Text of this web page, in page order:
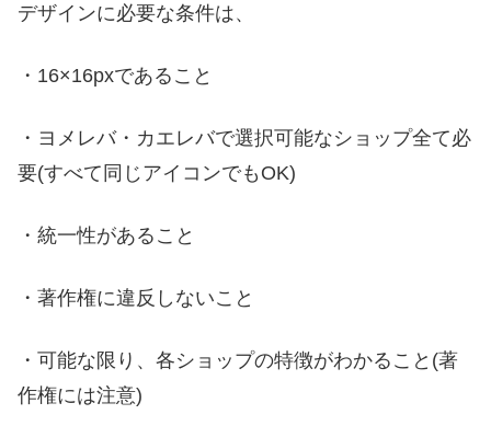
デザインに必要な条件は、
・16×16pxであること
・ヨメレバ・カエレバで選択可能なショップ全て必
要(すべて同じアイコンでもOK)
・統一性があること
・著作権に違反しないこと
・可能な限り、各ショップの特徴がわかること(著
作権には注意)